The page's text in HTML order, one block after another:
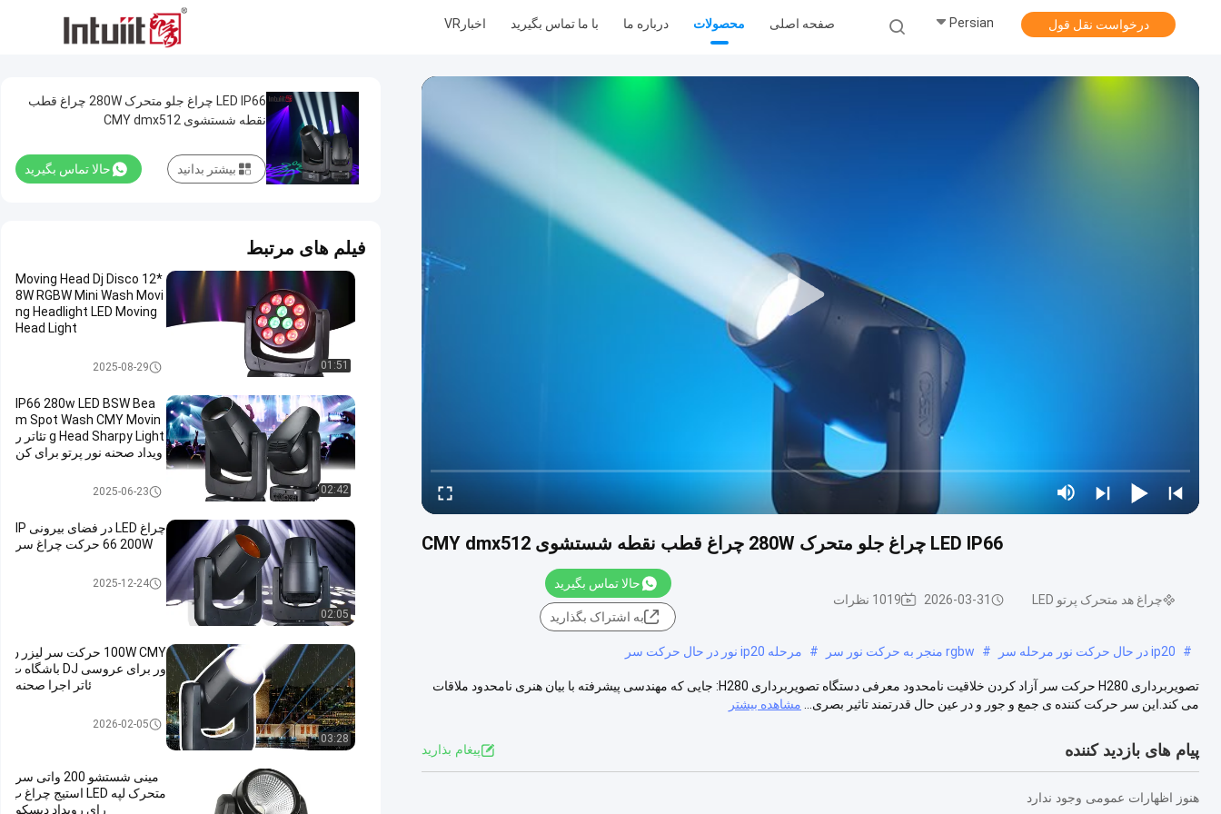
صفحه اصلی محصولات درباره ما با ما تماس بگیرید اخبار VR Persian درخواست نقل قول
LED IP66 چراغ جلو متحرک 280W چراغ قطب نقطه شستشوی CMY dmx512
چراغ هد متحرک پرتو LED 2026-03-31 1019 نظرات
حالا تماس بگیرید
به اشتراک بگذارید
# ip20 در حال حرکت نور مرحله سر # rgbw منجر به حرکت نور سر # مرحله ip20 نور در حال حرکت سر
تصویربرداری H280 حرکت سر آزاد کردن خلاقیت نامحدود معرفی دستگاه تصویربرداری H280: جایی که مهندسی پیشرفته با بیان هنری نامحدود ملاقات
می کند.این سر حرکت کننده ی جمع و جور و در عین حال قدرتمند تاثیر بصری...
مشاهده بیشتر
پیام های بازدید کننده پيغام بذاريد
هنوز اظهارات عمومی وجود ندارد
LED IP66 چراغ جلو متحرک 280W چراغ قطب
نقطه شستشوی CMY dmx512
حالا تماس بگیرید بیشتر بدانید
فیلم های مرتبط
01:51
Moving Head Dj Disco 12*
8W RGBW Mini Wash Movi
ng Headlight LED Moving
Head Light
چراغ هد متحرک پرتو LED
2025-08-29
02:42
IP66 280w LED BSW Bea
m Spot Wash CMY Movin
g Head Sharpy Light تئاتر ر
ویداد صحنه نور پرتو برای کن
چراغ هد متحرک پرتو LED
2025-06-23
02:05
چراغ LED در فضای بیرونی IP
66 200W حرکت چراغ سر
چراغ هد متحرک پرتو LED
2025-12-24
03:28
100W CMY حرکت سر لیزر ن
ور برای عروسی DJ باشگاه ت
ئاتر اجرا صحنه
چراغ هد متحرک پرتو LED
2026-02-05
مینی شستشو 200 واتی سر
متحرک لپه LED استیج چراغ ب
رای رویداد دیسکو